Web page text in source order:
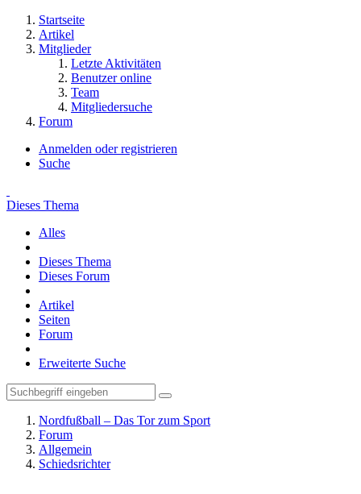
Startseite
Artikel
Mitglieder
Letzte Aktivitäten
Benutzer online
Team
Mitgliedersuche
Forum
Anmelden oder registrieren
Suche
Dieses Thema
Alles
Dieses Thema
Dieses Forum
Artikel
Seiten
Forum
Erweiterte Suche
Nordfußball – Das Tor zum Sport
Forum
Allgemein
Schiedsrichter